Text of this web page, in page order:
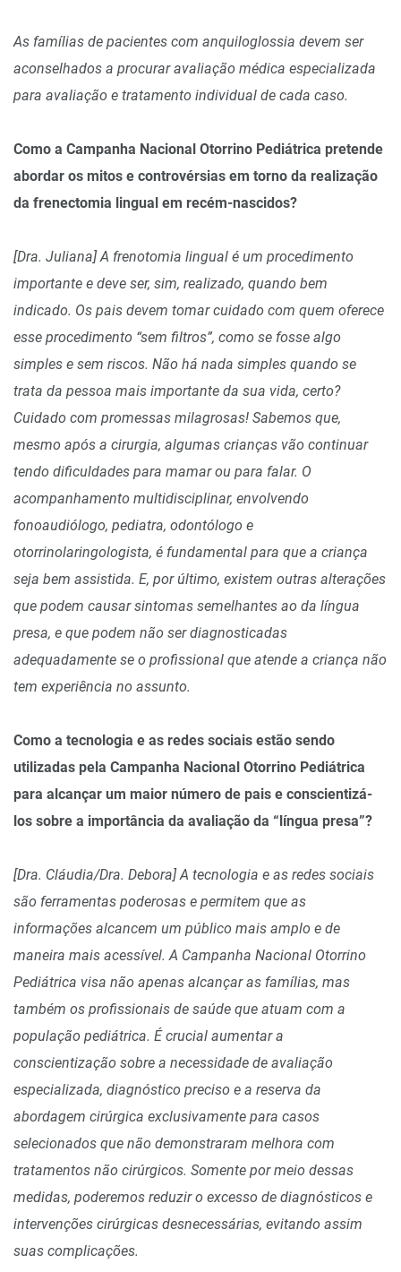
As famílias de pacientes com anquiloglossia devem ser
aconselhados a procurar avaliação médica especializada
para avaliação e tratamento individual de cada caso.
Como a Campanha Nacional Otorrino Pediátrica pretende
abordar os mitos e controvérsias em torno da realização
da frenectomia lingual em recém-nascidos?
[Dra. Juliana] A frenotomia lingual é um procedimento
importante e deve ser, sim, realizado, quando bem
indicado. Os pais devem tomar cuidado com quem oferece
esse procedimento “sem filtros”, como se fosse algo
simples e sem riscos. Não há nada simples quando se
trata da pessoa mais importante da sua vida, certo?
Cuidado com promessas milagrosas! Sabemos que,
mesmo após a cirurgia, algumas crianças vão continuar
tendo dificuldades para mamar ou para falar. O
acompanhamento multidisciplinar, envolvendo
fonoaudiólogo, pediatra, odontólogo e
otorrinolaringologista, é fundamental para que a criança
seja bem assistida. E, por último, existem outras alterações
que podem causar sintomas semelhantes ao da língua
presa, e que podem não ser diagnosticadas
adequadamente se o profissional que atende a criança não
tem experiência no assunto.
Como a tecnologia e as redes sociais estão sendo
utilizadas pela Campanha Nacional Otorrino Pediátrica
para alcançar um maior número de pais e conscientizá-
los sobre a importância da avaliação da “língua presa”?
[Dra. Cláudia/Dra. Debora] A tecnologia e as redes sociais
são ferramentas poderosas e permitem que as
informações alcancem um público mais amplo e de
maneira mais acessível. A Campanha Nacional Otorrino
Pediátrica visa não apenas alcançar as famílias, mas
também os profissionais de saúde que atuam com a
população pediátrica. É crucial aumentar a
conscientização sobre a necessidade de avaliação
especializada, diagnóstico preciso e a reserva da
abordagem cirúrgica exclusivamente para casos
selecionados que não demonstraram melhora com
tratamentos não cirúrgicos. Somente por meio dessas
medidas, poderemos reduzir o excesso de diagnósticos e
intervenções cirúrgicas desnecessárias, evitando assim
suas complicações.